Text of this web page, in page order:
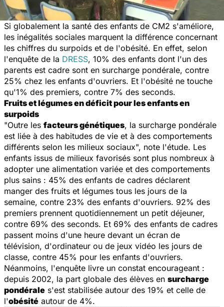
Si globalement la santé des enfants de CM2 s'améliore,
les inégalités sociales marquent la différence concernant
les chiffres du surpoids et de l'obésité. En effet, selon
l'enquête de la DRESS, 10% des enfants dont l'un des
parents est cadre sont en surcharge pondérale, contre
25% chez les enfants d'ouvriers. Et l'obésité ne touche
qu'1% des premiers, contre 7% des seconds.
Fruits et légumes en déficit pour les enfants en
surpoids
"Outre les facteurs génétiques, la surcharge pondérale
est liée à des habitudes de vie et à des comportements
différents selon les milieux sociaux", note l'étude. Les
enfants issus de milieux favorisés sont plus nombreux à
adopter une alimentation variée et des comportements
plus sains : 45% des enfants de cadres déclarent
manger des fruits et légumes tous les jours de la
semaine, contre 23% des enfants d'ouvriers. 92% des
premiers prennent quotidiennement un petit déjeuner,
contre 69% des seconds. Et 69% des enfants de cadres
passent moins d'une heure devant un écran de
télévision, d'ordinateur ou de jeux vidéo les jours de
classe, contre 45% pour les enfants d'ouvriers.
Néanmoins, l'enquête livre un constat encourageant :
depuis 2002, la part globale des élèves en surcharge
pondérale s'est stabilisée autour des 19% et celle de
l'obésité autour de 4%.